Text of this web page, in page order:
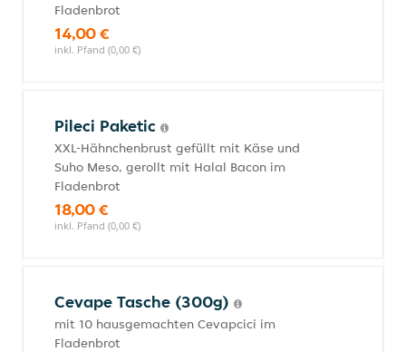
Fladenbrot
14,00 €
inkl. Pfand (0,00 €)
Pileci Paketic
XXL-Hähnchenbrust gefüllt mit Käse und
Suho Meso, gerollt mit Halal Bacon im
Fladenbrot
18,00 €
inkl. Pfand (0,00 €)
Cevape Tasche (300g)
mit 10 hausgemachten Cevapcici im
Fladenbrot